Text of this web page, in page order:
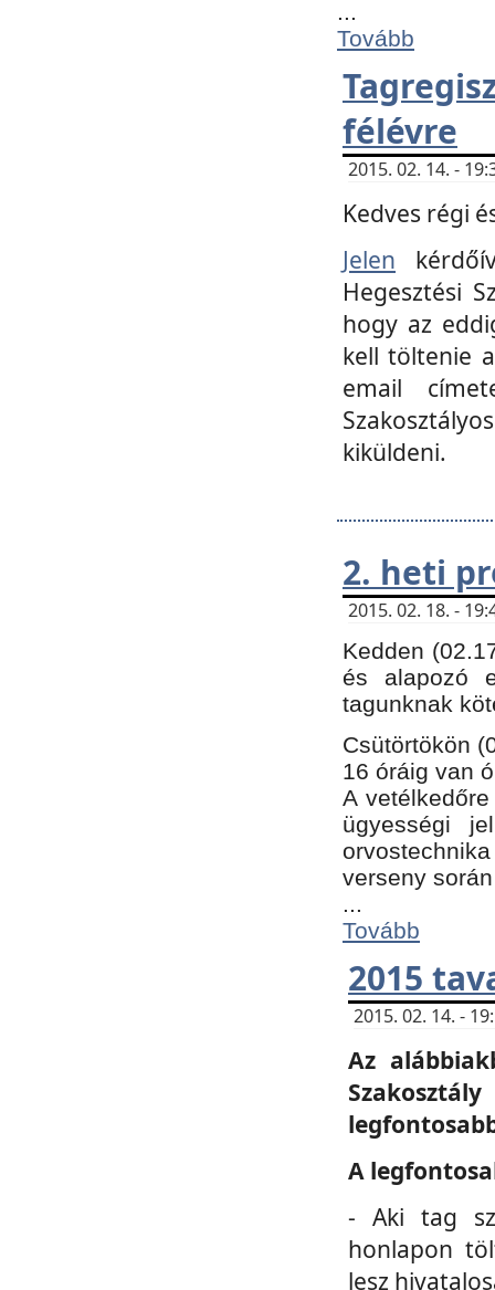
...
Tovább
félévre
2015. 02. 14. -
Kedves régi
Jelen
Hegesztési
hogy az
kell töltenie
email
kiküldeni.
2. heti
2015. 02. 18. -
Kedden
és alapozó
tagunknak
Csütörtökön
16 óráig van
A
ügyességi
verseny
...
Tovább
2015
2015. 02. 14. -
Az
A
- Aki tag
honlapon
lesz